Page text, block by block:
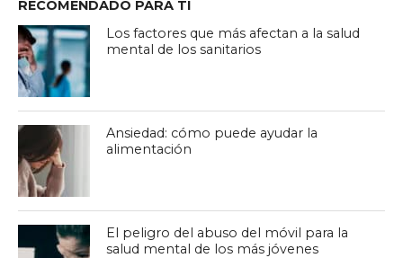
RECOMENDADO PARA TI
Los factores que más afectan a la salud
mental de los sanitarios
Ansiedad: cómo puede ayudar la
alimentación
El peligro del abuso del móvil para la
salud mental de los más jóvenes